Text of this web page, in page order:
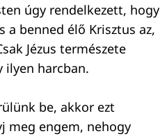
úgy rendelkezett, hogy
a benned élő Krisztus az,
Jézus természete
ilyen harcban.
be, akkor ezt
meg engem, nehogy